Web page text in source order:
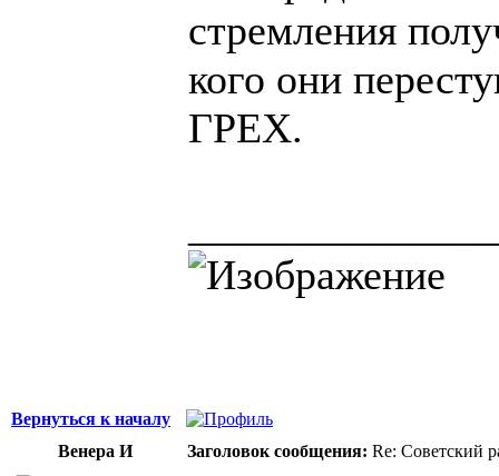
стремления
кого они
ГРЕХ.
Вернуться к началу
Венера И
Заголовок сообщения: Re: Советский